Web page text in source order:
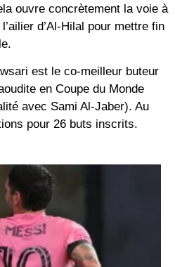
ouvre concrètement la voie à
d’Al-Hilal pour mettre fin
est le co-meilleur buteur
en Coupe du Monde
avec Sami Al-Jaber). Au
pour 26 buts inscrits.